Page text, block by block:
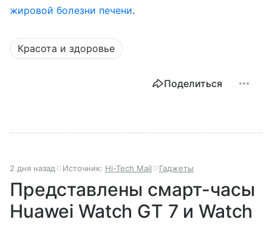
жировой болезни печени.
Красота и здоровье
Поделиться
2 дня назад Источник: Hi-Tech Mail Гаджеты
Представлены смарт-часы
Huawei Watch GT 7 и Watch